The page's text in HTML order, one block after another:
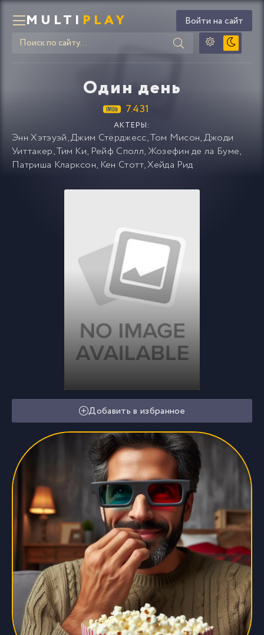
MULTI PLAY Войти на сайт
Один день
7.431
АКТЕРЫ:
Энн Хэтэуэй,Джим Стёрджесс,Том Мисон,Джоди
Уиттакер,Тим Ки, Рейф Сполл, Жозефин де ла Буме,
Патриша Кларксон, Кен Стотт,Хейда Рид
Добавить в избранное